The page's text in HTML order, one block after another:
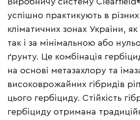
успішно практикують в
кліматичних зонах України,
так і за мінімальною або
ґрунту. Це комбінація
на основі метазахлору та
високоврожайних гібридів
цього гербіциду. Стійкість
гербіциду отримана